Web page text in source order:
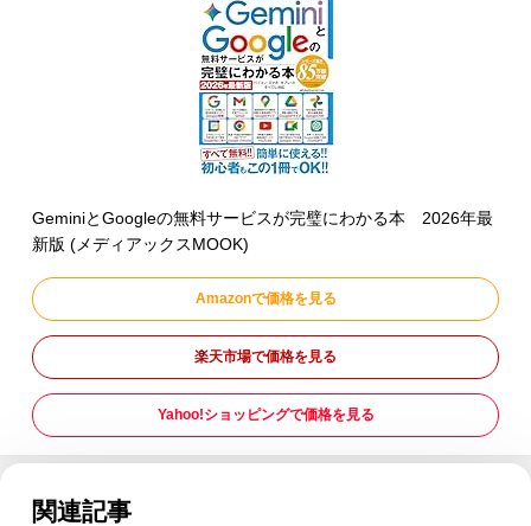
GeminiとGoogleの無料サービスが完璧にわかる本 2026年最
新版 (メディアックスMOOK)
Amazonで価格を見る
楽天市場で価格を見る
Yahoo!ショッピングで価格を見る
関連記事